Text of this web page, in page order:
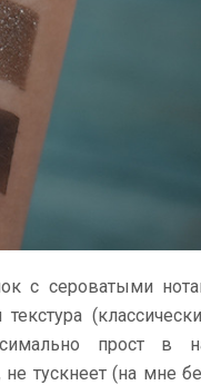
с сероватыми
прост в
не тускнеет (на мне